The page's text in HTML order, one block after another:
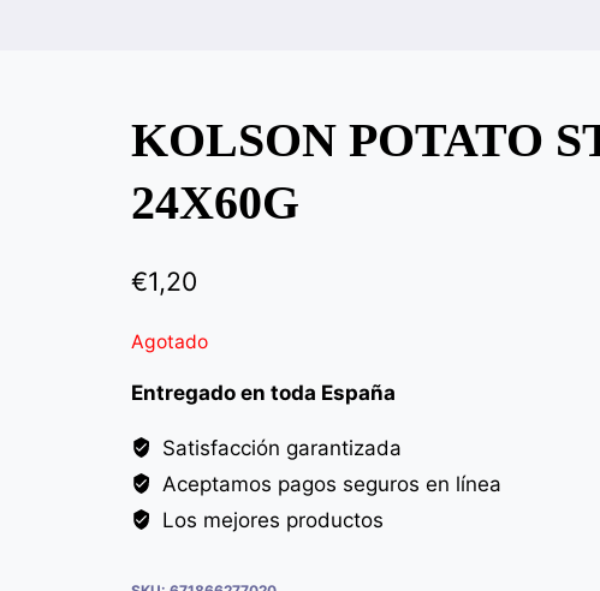
KOLSON POTATO
24X60G
€1,20
Agotado
Entregado en toda España
Satisfacción garantizada
Aceptamos pagos seguros en línea
Los mejores productos